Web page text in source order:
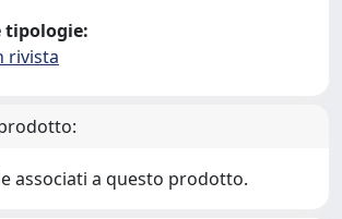
tipologie:
rivista
associati a questo prodotto.